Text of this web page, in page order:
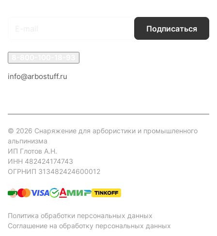
Подписаться
info@arbostuff.ru
© 2026 Снаряжение для арбористики и промышленного
альпинизма
ИП Глотов А.Н.
ИНН 482424174743
ОГРНИП 313482424600012
Политика обработки персональных данных
Соглашение на обработку персональных данных